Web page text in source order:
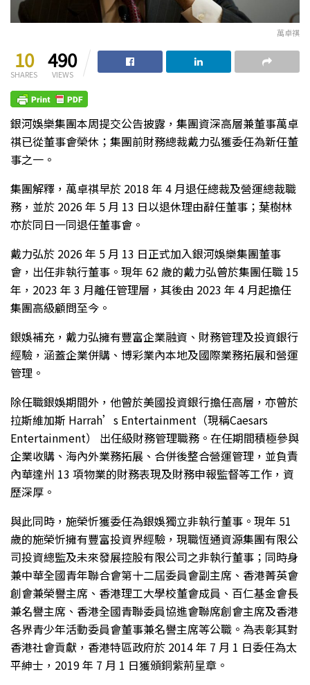
萬卓祺
10
SHARES
490
VIEWS
銀河娛樂集團本周提交公告披露，集團資深高層兼董事萬卓
祺已從董事會榮休；集團前財務總裁戴力弘獲委任為新任董
事之一。
集團解釋，萬卓祺早於 2018 年 4 月退任總裁及營運總裁職
務，並於 2026 年 5 月 13 日以退休理由辭任董事；葉樹林
亦於同日一同退任董事會。
戴力弘於 2026 年 5 月 13 日正式加入銀河娛樂集團董事
會，出任非執行董事。現年 62 歲的戴力弘曾於集團任職 15
年，2023 年 3 月離任管理層，其後由 2023 年 4 月起擔任
集團高級顧問至今。
銀娛補充，戴力弘擁有豐富企業融資、財務管理及投資銀行
經驗，涵蓋企業併購、博彩業內本地及國際業務拓展和營運
管理。
除任職銀娛期間外，他曾於美國投資銀行擔任高層，亦曾於
拉斯維加斯 Harrah’s Entertainment（現稱Caesars
Entertainment） 出任級財務管理職務。在任期間積極參與
企業收購、海內外業務拓展、合併後整合營運管理，並負責
內華達州 13 項物業的財務表現及財務申報監督等工作，資
歷深厚。
與此同時，施榮忻獲委任為銀娛獨立非執行董事。現年 51
歲的施榮忻擁有豐富投資界經驗，現職恆通資源集團有限公
司投資總監及未來發展控股有限公司之非執行董事；同時身
兼中華全國青年聯合會第十二屆委員會副主席、香港菁英會
創會兼榮譽主席、香港理工大學校董會成員、百仁基金會長
兼名譽主席、香港全國青聯委員協進會聯席創會主席及香港
各界青少年活動委員會董事兼名譽主席等公職。為表彰其對
香港社會貢獻，香港特區政府於 2014 年 7 月 1 日委任為太
平紳士，2019 年 7 月 1 日獲頒銅紫荊星章。